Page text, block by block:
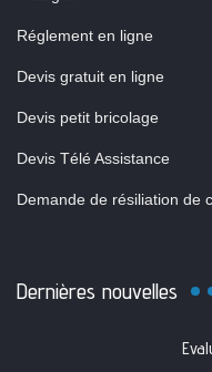
Réglement en ligne
Devis gratuit en ligne
Devis petit bricolage
Devis Télé Assistance
Demande de résiliation de
Dernières nouvelles